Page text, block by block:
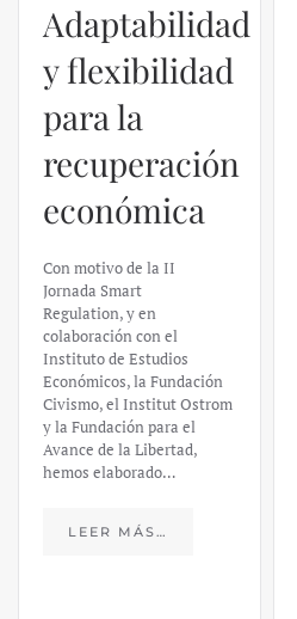
Adaptabilidad
y flexibilidad
para la
recuperación
económica
Con motivo de la II
Jornada Smart
Regulation, y en
colaboración con el
Instituto de Estudios
Económicos, la Fundación
Civismo, el Institut Ostrom
y la Fundación para el
Avance de la Libertad,
hemos elaborado…
LEER MÁS…